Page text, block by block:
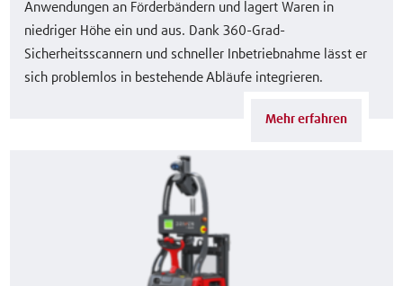
Anwendungen an Förderbändern und lagert Waren in
niedriger Höhe ein und aus. Dank 360-Grad-
Sicherheitsscannern und schneller Inbetriebnahme lässt er
sich problemlos in bestehende Abläufe integrieren.
Mehr erfahren